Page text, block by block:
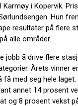
Karmøy i Kopervik.
Hun
resultater på flere
alle områder.
jobb å drive flere
Årets vinner
få med seg hele
annet 14 prosent
og 8 prosent vekst